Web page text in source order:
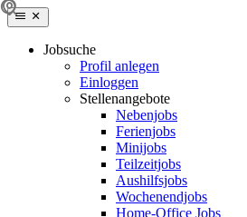
Jobsuche
Profil anlegen
Einloggen
Stellenangebote
Nebenjobs
Ferienjobs
Minijobs
Teilzeitjobs
Aushilfsjobs
Wochenendjobs
Home-Office Jobs